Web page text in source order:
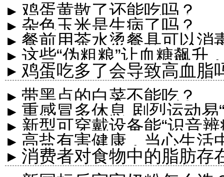
▸ 鸡蛋黄散了还能吃吗？
▸ 杂色玉米是生病了吗？
▸ 餐前用茶水烫餐具可以消
▸ 这些“伪粗粮”让血糖飙升
▸ 鸡蛋吃多了会导致高血脂
▸ 带黑点的白菜不能吃？
▸ 重感冒多休息 剧烈运动易
▸ 新型可穿戴设备能“识音辨
▸ 高盐有害健康，当心生活
▸ 消费者对食物中的脂肪存